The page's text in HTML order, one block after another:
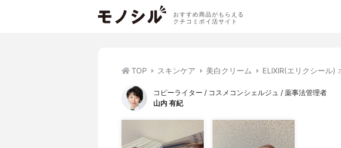
おすすめ商品がもらえる
クチコミポイ活サイト
TOP スキンケア 美白クリーム ELIXIR(エリクシール)
コピーライター / コスメコンシェルジュ / 薬事法管理者
山内 有紀